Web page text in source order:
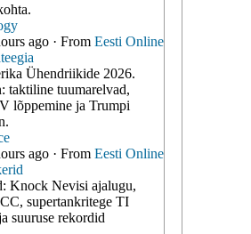
ago · From Eesti Online
Ühendriikide 2026.
taktiline tuumarelvad,
lõppemine ja Trumpi
ago · From Eesti Online
Knock Nevisi ajalugu,
supertankritege TI
suuruse rekordid